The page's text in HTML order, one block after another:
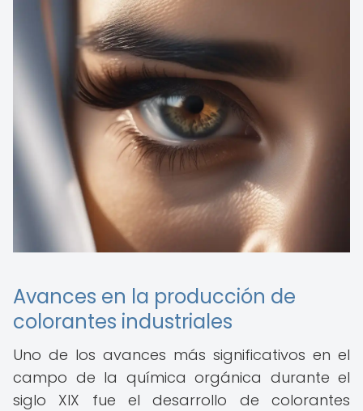
Avances en la producción de
colorantes industriales
Uno de los avances más significativos en el
campo de la química orgánica durante el
siglo XIX fue el desarrollo de colorantes